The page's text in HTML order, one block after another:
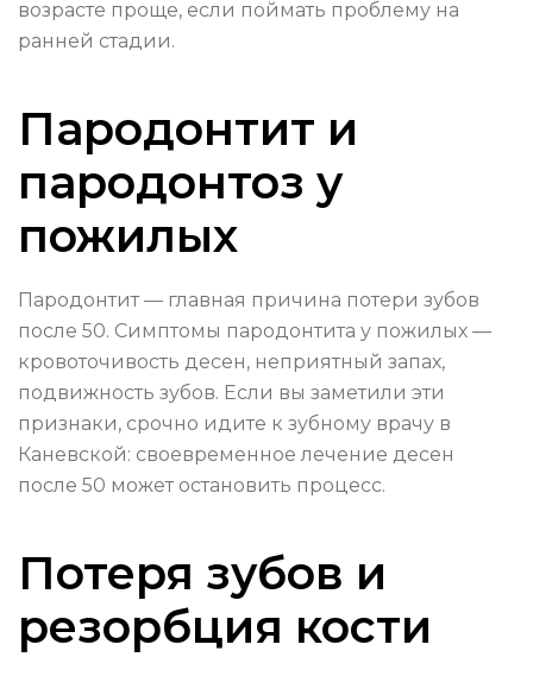
возрасте проще, если поймать проблему на
ранней стадии.
Пародонтит и
пародонтоз у
пожилых
Пародонтит — главная причина потери зубов
после 50. Симптомы пародонтита у пожилых —
кровоточивость десен, неприятный запах,
подвижность зубов. Если вы заметили эти
признаки, срочно идите к зубному врачу в
Каневской: своевременное лечение десен
после 50 может остановить процесс.
Потеря зубов и
резорбция кости